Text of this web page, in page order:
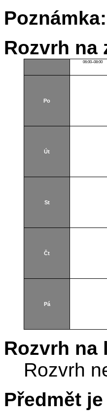
Poznámka:
Rozvrh na
06:00–08:00
Po
Út
St
Čt
Pá
Rozvrh na
Rozvrh
Předmět